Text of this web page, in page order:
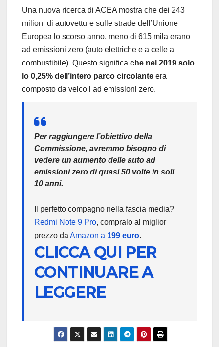
Una nuova ricerca di ACEA mostra che dei 243
milioni di autovetture sulle strade dell’Unione
Europea lo scorso anno, meno di 615 mila erano
ad emissioni zero (auto elettriche e a celle a
combustibile). Questo significa che nel 2019 solo
lo 0,25% dell’intero parco circolante era
composto da veicoli ad emissioni zero.
Per raggiungere l’obiettivo della
Commissione, avremmo bisogno di
vedere un aumento delle auto ad
emissioni zero di quasi 50 volte in soli
10 anni.
Il perfetto compagno nella fascia media?
Redmi Note 9 Pro, compralo al miglior
prezzo daAmazon a 199 euro.
CLICCA QUI PER
CONTINUARE A
LEGGERE